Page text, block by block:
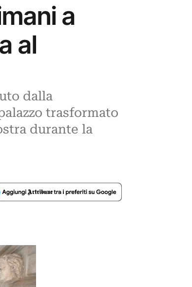
a
al
dalla
trasformato
durante la